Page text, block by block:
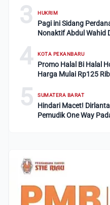
3 HUKRIM
Pagi ini Sidang
Nonaktif Abdul Wahid
4 KOTA PEKANBARU
Promo Halal Bi Halal
Harga Mulai Rp125
5 SUMATERA BARAT
Hindari Macet!
Pemudik One Way